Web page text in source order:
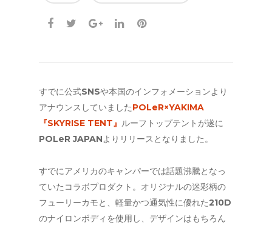
すでに公式SNSや本国のインフォメーションより
アナウンスしていましたPOLeR×YAKIMA
『SKYRISE TENT』 ルーフトップテントが遂に
POLeR JAPANよりリリースとなりました。
すでにアメリカのキャンパーでは話題沸騰となっ
ていたコラボプロダクト。オリジナルの迷彩柄の
フューリーカモと、軽量かつ通気性に優れた210D
のナイロンボディを使用し、デザインはもちろん